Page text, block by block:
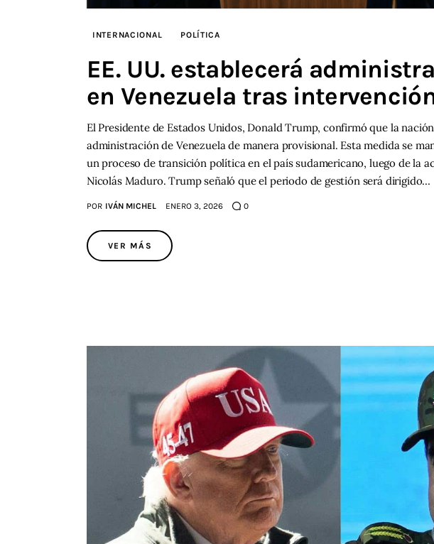
INTERNACIONAL POLÍTICA
EE. UU. establecerá
en Venezuela tras
El Presidente de Estados Unidos, Donald Trump, confirmó que la
administración de Venezuela de manera provisional. Esta medida se
un proceso de transición política en el país sudamericano, luego de la
Nicolás Maduro. Trump señaló que el periodo de gestión será dirigido…
POR IVÁN MICHEL ENERO 3, 2026 0
VER MÁS